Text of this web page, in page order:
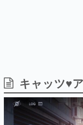
日本のコ
画です。
日本モ
日本のモ
ルを網羅
キャッツ♥